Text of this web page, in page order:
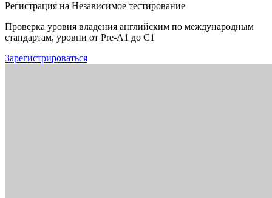
Регистрация на Независимое тестирование
Проверка уровня владения английским по международным
стандартам, уровни от Pre-A1 до C1
Зарегистрироваться